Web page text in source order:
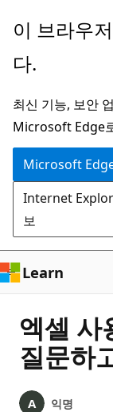
주
콘
츠
로
건
너
뛰
기
이 브라우
다.
최신 기능, 보안
Microsoft Edge
Microsoft
Internet
보
Learn
엑셀 사
질문하
익명